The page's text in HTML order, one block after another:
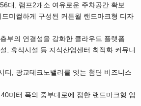
대 , 램프2개소 여유로운 주차공간 확보
드미컬하게 구성된 커튼월 랜드마크형 디자
부의 연결성을 강화한 클라우드 플랫폼
, 휴식시설 등 지식산업센터 최적화 커뮤니
티 , 광교테크노밸리를 잇는 첨단 비즈니스
40미터 폭의 중부대로에 접한 랜드마크형 입